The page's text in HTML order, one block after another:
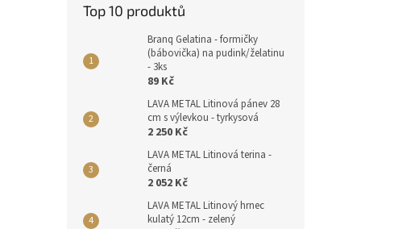
Top 10 produktů
Branq Gelatina - formičky
(bábovička) na pudink/želatinu
- 3ks
89 Kč
LAVA METAL Litinová pánev 28
cm s výlevkou - tyrkysová
2 250 Kč
LAVA METAL Litinová terina -
černá
2 052 Kč
LAVA METAL Litinový hrnec
kulatý 12cm - zelený